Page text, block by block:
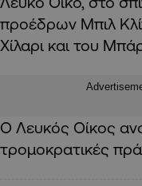
προέδρων Μπιλ
Χίλαρι και του
Ο Λευκός Οίκος
τρομοκρατικές